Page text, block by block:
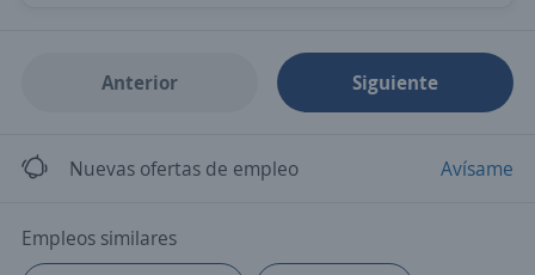
Anterior Siguiente
Nuevas ofertas de empleo Avísame
Empleos similares